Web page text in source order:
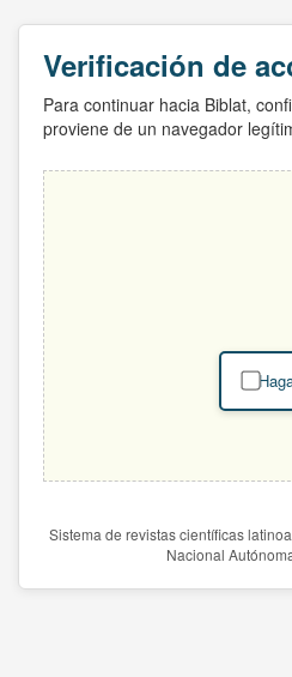
Verificación de
Para continuar hacia Biblat,
proviene de un navegador
Sistema de revistas científicas
Nacional